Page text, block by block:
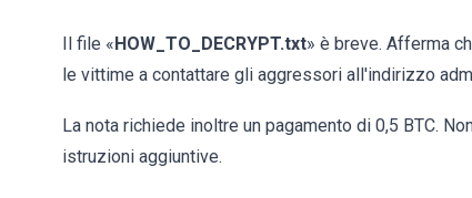
Il file «HOW_TO_DECRYPT.txt» è breve. Afferma
le vittime a contattare gli aggressori all'indirizzo
La nota richiede inoltre un pagamento di 0,5 BTC.
istruzioni aggiuntive.